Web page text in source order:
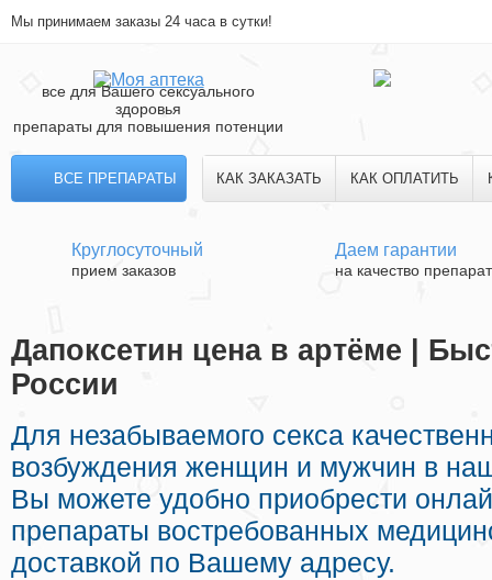
Мы принимаем заказы 24 часа в сутки!
все для Вашего сексуального
здоровья
препараты для повышения потенции
ВСЕ ПРЕПАРАТЫ КАК ЗАКАЗАТЬ КАК ОПЛАТИТЬ
Круглосуточный
прием заказов
Даем гарантии
на качество
Дапоксетин цена в артёме |
России
Для незабываемого секса
возбуждения женщин и мужчин в
Вы можете удобно приобрести
препараты востребованных
доставкой по Вашему адресу.